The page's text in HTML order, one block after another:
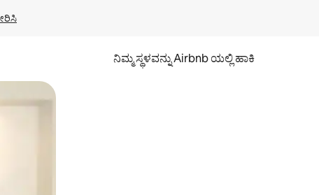
ನಿಮ್ಮ ಸ್ಥಳವನ್ನು Airbnb ಯಲ್ಲಿ ಹಾಕಿ